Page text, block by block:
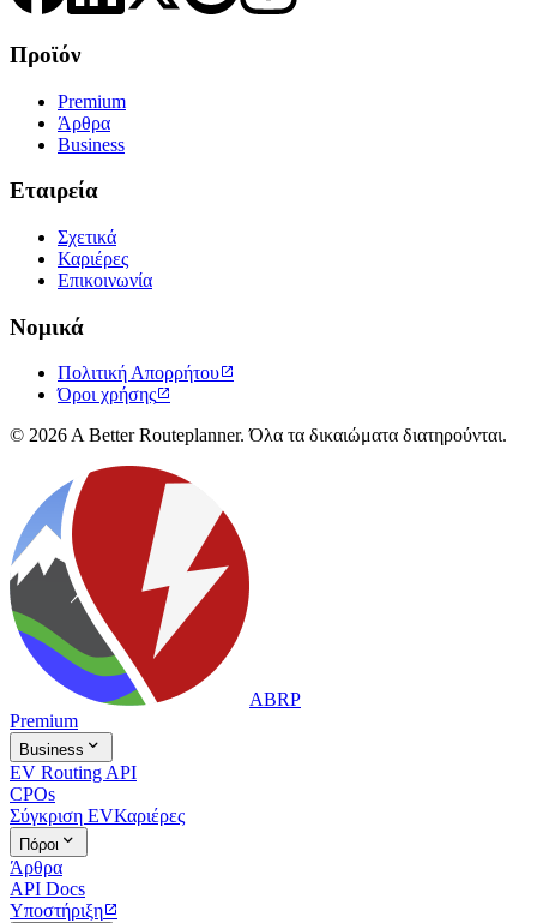
Προϊόν
Premium
Άρθρα
Business
Εταιρεία
Σχετικά
Καριέρες
Επικοινωνία
Νομικά
Πολιτική Απορρήτου
Όροι χρήσης
© 2026 A Better Routeplanner. Όλα τα δικαιώματα διατηρούνται.
ABRP
Premium
Business 
EV Routing API
CPOs
Σύγκριση EVΚαριέρες
Πόροι 
Άρθρα
API Docs
Υποστήριξη